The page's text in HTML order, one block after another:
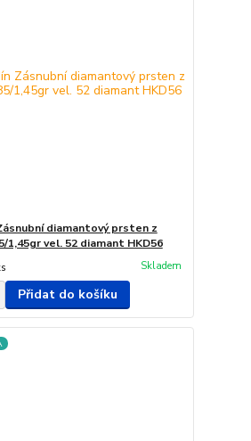
diamantový prsten z
1,45gr vel. 52 diamant HKD56
Skladem
Přidat do košíku